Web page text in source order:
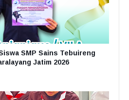
SMP Sains Tebuireng
Jatim 2026